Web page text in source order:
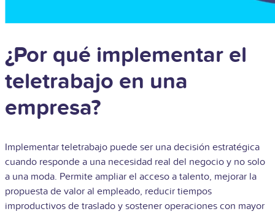
¿Por qué implementar el
teletrabajo en una
empresa?
Implementar teletrabajo puede ser una decisión estratégica
cuando responde a una necesidad real del negocio y no solo
a una moda. Permite ampliar el acceso a talento, mejorar la
propuesta de valor al empleado, reducir tiempos
improductivos de traslado y sostener operaciones con mayor